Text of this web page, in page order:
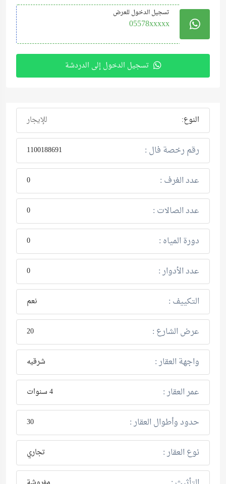
تسجيل الدخول للعرض
05578xxxxx
تسجيل الدخول إلى الدردشة
النوع: للإيجار
رقم رخصة فال : 1100188691
عدد الغرف : 0
عدد الصالات : 0
دورة المياه : 0
عدد الأدوار : 0
التكييف : نعم
عرض الشارع : 20
واجهة العقار : شرقيه
عمر العقار : 4 سنوات
حدود وأطوال العقار : 30
نوع العقار : تجاري